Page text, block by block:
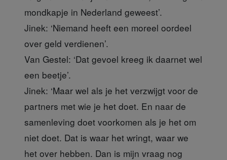
mondkapje in Nederland geweest’.
Jinek: ‘Niemand heeft een moreel oordeel
over geld verdienen’.
Van Gestel: ‘Dat gevoel kreeg ik daarnet wel
een beetje’.
Jinek: ‘Maar wel als je het verzwijgt voor de
partners met wie je het doet. En naar de
samenleving doet voorkomen als je het om
niet doet. Dat is waar het wringt, waar we
het over hebben. Dan is mijn vraag nog